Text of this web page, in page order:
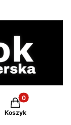
Produkty w
Koszyk